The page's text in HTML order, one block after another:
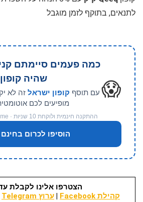
לתנאים, בתוקף לזמן מוגבל
😱
כמה פעמים סיימתם
שהיה
עם תוסף קופון ישראל זה לא
מופיעים לכם
ההתקנה חינמית ולוקחת 10 שניות · Google Chrome במחשב
הוסיפו לכרום
הצטרפו אלינו לקבלת
קהילת Facebook
| ערוץ Telegram